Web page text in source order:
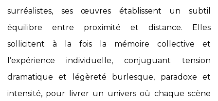
surréalistes, ses œuvres établissent un subtil
équilibre entre proximité et distance. Elles
sollicitent à la fois la mémoire collective et
l’expérience individuelle, conjuguant tension
dramatique et légèreté burlesque, paradoxe et
intensité, pour livrer un univers où chaque scène